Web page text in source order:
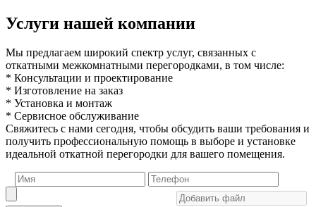
Услуги нашей компании
Мы предлагаем широкий спектр услуг, связанных с
откатными межкомнатными перегородками, в том числе:
* Консультации и проектирование
* Изготовление на заказ
* Установка и монтаж
* Сервисное обслуживание
Свяжитесь с нами сегодня, чтобы обсудить ваши требования и
получить профессиональную помощь в выборе и установке
идеальной откатной перегородки для вашего помещения.